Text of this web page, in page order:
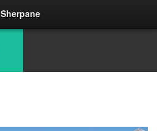
Sherpane